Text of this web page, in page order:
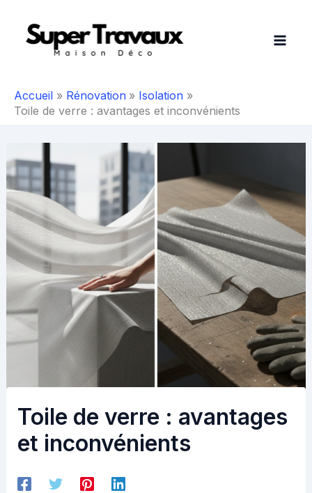
contenu
Accueil Rénovation
Isolation
Toile de verre : avantages et inconvénients
Toile de verre : avantages
et inconvénients